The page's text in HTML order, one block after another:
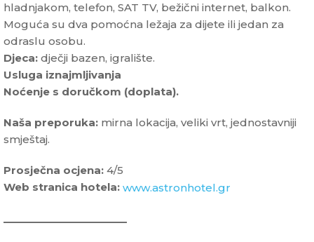
hladnjakom, telefon, SAT TV, bežični internet, balkon.
Moguća su dva pomoćna ležaja za dijete ili jedan za
odraslu osobu.
Djeca: dječji bazen, igralište.
Usluga iznajmljivanja
Noćenje s doručkom (doplata).
Naša preporuka: mirna lokacija, veliki vrt, jednostavniji
smještaj.
Prosječna ocjena: 4/5
Web stranica hotela: www.astronhotel.gr
______________________